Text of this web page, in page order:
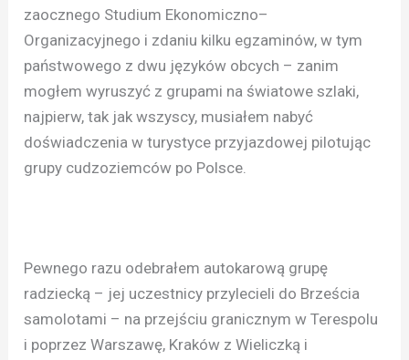
zaocznego Studium Ekonomiczno–
Organizacyjnego i zdaniu kilku egzaminów, w tym
państwowego z dwu języków obcych – zanim
mogłem wyruszyć z grupami na światowe szlaki,
najpierw, tak jak wszyscy, musiałem nabyć
doświadczenia w turystyce przyjazdowej pilotując
grupy cudzoziemców po Polsce.
Pewnego razu odebrałem autokarową grupę
radziecką – jej uczestnicy przylecieli do Brześcia
samolotami – na przejściu granicznym w Terespolu
i poprzez Warszawę, Kraków z Wieliczką i